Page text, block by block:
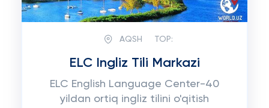
AQSH TOP:
ELC Ingliz Tili Markazi
ELC English Language Center-40
yildan ortiq ingliz tilini o'qitish